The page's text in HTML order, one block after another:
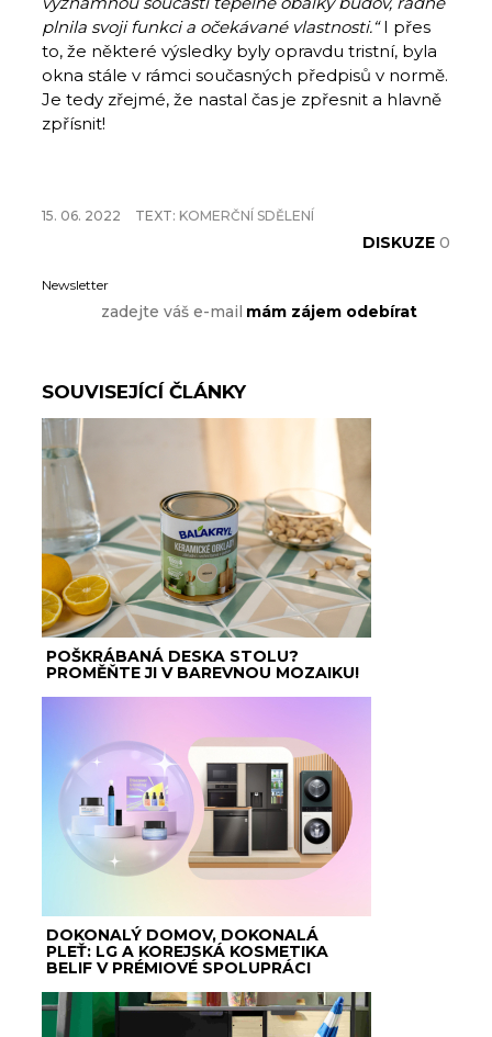
plnila svoji funkci a očekávané vlastnosti.“I přes
to, že některé výsledky byly opravdu tristní, byla
okna stále v rámci současných předpisů v normě.
Je tedy zřejmé, že nastal čas je zpřesnit a hlavně
zpřísnit!
15. 06. 2022 TEXT: KOMERČNÍ SDĚLENÍ
DISKUZE 0
Newsletter
SOUVISEJÍCÍ ČLÁNKY
POŠKRÁBANÁ DESKA STOLU?
PROMĚŇTE JI V BAREVNOU MOZAIKU!
DOKONALÝ DOMOV, DOKONALÁ
PLEŤ: LG A KOREJSKÁ KOSMETIKA
BELIF V PRÉMIOVÉ SPOLUPRÁCI